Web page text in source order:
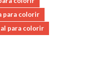
para colorir
para colorir